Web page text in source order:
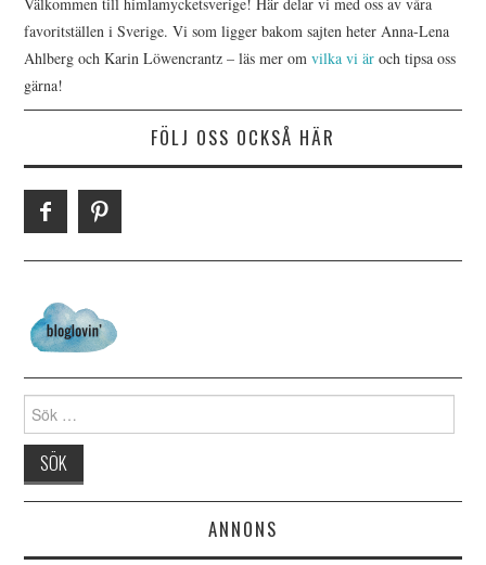
favoritställen i Sverige. Vi som ligger bakom sajten heter Anna-Lena
Ahlberg och Karin Löwencrantz – läs mer omvilka vi är och tipsa oss
gärna!
FÖLJ OSS OCKSÅ HÄR
Search for:
ANNONS